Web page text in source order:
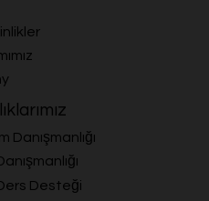
Danışmanlığı
Desteği